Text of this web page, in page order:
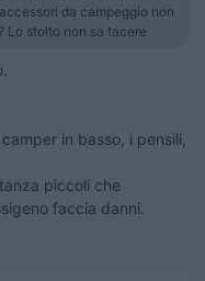
da campeggio non
Lo stolto non sa tacere
in basso, i pensili,
piccoli che
faccia danni.